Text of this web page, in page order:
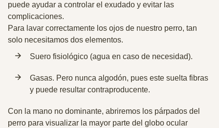
puede ayudar a controlar el exudado y evitar las
complicaciones.
Para lavar correctamente los ojos de nuestro perro, tan
solo necesitamos dos elementos.
Suero fisiológico (agua en caso de necesidad).
Gasas. Pero nunca algodón, pues este suelta fibras
y puede resultar contraproducente.
Con la mano no dominante, abriremos los párpados del
perro para visualizar la mayor parte del globo ocular